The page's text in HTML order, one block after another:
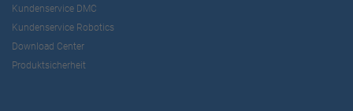
Kundenservice DMC
Kundenservice Robotics
Download Center
Produktsicherheit